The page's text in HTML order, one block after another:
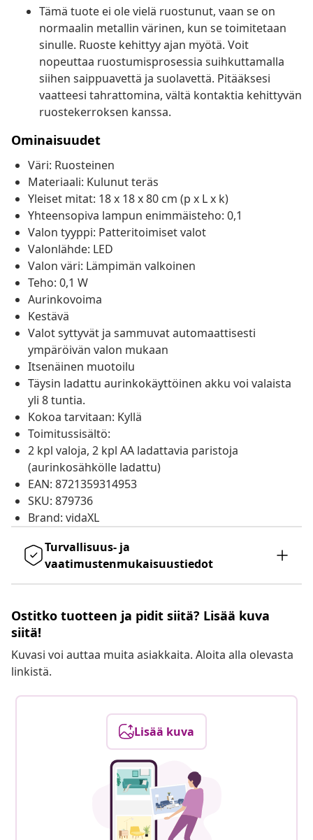
Tämä tuote ei ole vielä ruostunut, vaan se on
normaalin metallin värinen, kun se toimitetaan
sinulle. Ruoste kehittyy ajan myötä. Voit
nopeuttaa ruostumisprosessia suihkuttamalla
siihen saippuavettä ja suolavettä. Pitääksesi
vaatteesi tahrattomina, vältä kontaktia kehittyvän
ruostekerroksen kanssa.
Ominaisuudet
Väri: Ruosteinen
Materiaali: Kulunut teräs
Yleiset mitat: 18 x 18 x 80 cm (p x L x k)
Yhteensopiva lampun enimmäisteho: 0,1
Valon tyyppi: Patteritoimiset valot
Valonlähde: LED
Valon väri: Lämpimän valkoinen
Teho: 0,1 W
Aurinkovoima
Kestävä
Valot syttyvät ja sammuvat automaattisesti
ympäröivän valon mukaan
Itsenäinen muotoilu
Täysin ladattu aurinkokäyttöinen akku voi valaista
yli 8 tuntia.
Kokoa tarvitaan: Kyllä
Toimitussisältö:
2 kpl valoja, 2 kpl AA ladattavia paristoja
(aurinkosähkölle ladattu)
EAN: 8721359314953
SKU: 879736
Brand: vidaXL
Turvallisuus- ja
vaatimustenmukaisuustiedot
Ostitko tuotteen ja pidit siitä? Lisää kuva
siitä!
Kuvasi voi auttaa muita asiakkaita. Aloita alla olevasta
linkistä.
Lisää kuva